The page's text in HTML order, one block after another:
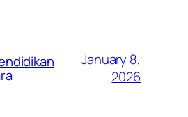
January 8,
2026